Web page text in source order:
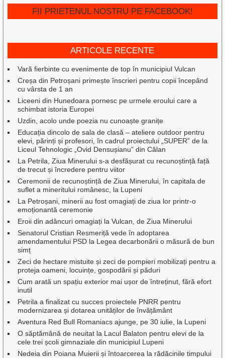
FII PRIETENUL NOSTRU PE FACEBOOK!
ARTICOLE RECENTE
Vară fierbinte cu evenimente de top în municipiul Vulcan
Creșa din Petroșani primește înscrieri pentru copii începând
cu vârsta de 1 an
Liceeni din Hunedoara pornesc pe urmele eroului care a
schimbat istoria Europei
Uzdin, acolo unde poezia nu cunoaște granițe
Educația dincolo de sala de clasă – ateliere outdoor pentru
elevi, părinți și profesori, în cadrul proiectului „SUPER” de la
Liceul Tehnologic „Ovid Densușianu” din Călan
La Petrila, Ziua Minerului s-a desfășurat cu recunoștință față
de trecut și încredere pentru viitor
Ceremonii de recunoștință de Ziua Minerului, în capitala de
suflet a mineritului românesc, la Lupeni
La Petroșani, minerii au fost omagiați de ziua lor printr-o
emoționantă ceremonie
Eroii din adâncuri omagiați la Vulcan, de Ziua Minerului
Senatorul Cristian Resmeriță vede în adoptarea
amendamentului PSD la Legea decarbonării o măsură de bun
simț
Zeci de hectare mistuite și zeci de pompieri mobilizați pentru a
proteja oameni, locuințe, gospodării și păduri
Cum arată un spațiu exterior mai ușor de întreținut, fără efort
inutil
Petrila a finalizat cu succes proiectele PNRR pentru
modernizarea și dotarea unităților de învățământ
Aventura Red Bull Romaniacs ajunge, pe 30 iulie, la Lupeni
O săptămână de neuitat la Lacul Balaton pentru elevi de la
cele trei școli gimnaziale din municipiul Lupeni
Nedeia din Poiana Muierii și întoarcerea la rădăcinile timpului